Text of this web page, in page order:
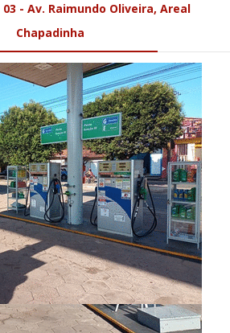
03 - Av. Raimundo Oliveira, Areal
Chapadinha